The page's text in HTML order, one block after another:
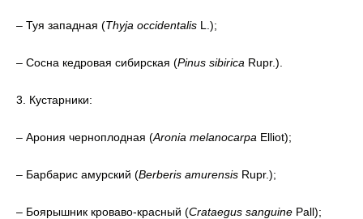
– Туя западная (Thyja оccidentalis L.);
– Сосна кедровая сибирская (Pinus sibirica Rupr.).
3. Кустарники:
– Арония черноплодная (Aronia melanocarpa Elliot);
– Барбарис амурский (Berberis amurensis Rupr.);
– Боярышник кроваво-красный (Crataegus sanguine Pall);